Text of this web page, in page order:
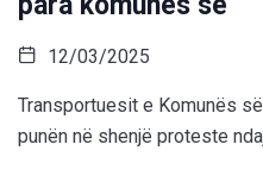
12/03/2025
Transportuesit e Komunës
punën në shenjë proteste